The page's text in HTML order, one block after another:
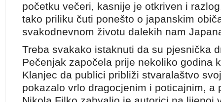
početku večeri, kasnije je otkriven i
tako priliku čuti ponešto o japanskim
svakodnevnom životu dalekih nam
Treba svakako istaknuti da su pjesnička
Pečenjak započela prije nekoliko godina
Klanjec da publici približi stvaralaštvo
pokazalo vrlo dragocjenim i poticajnim, a